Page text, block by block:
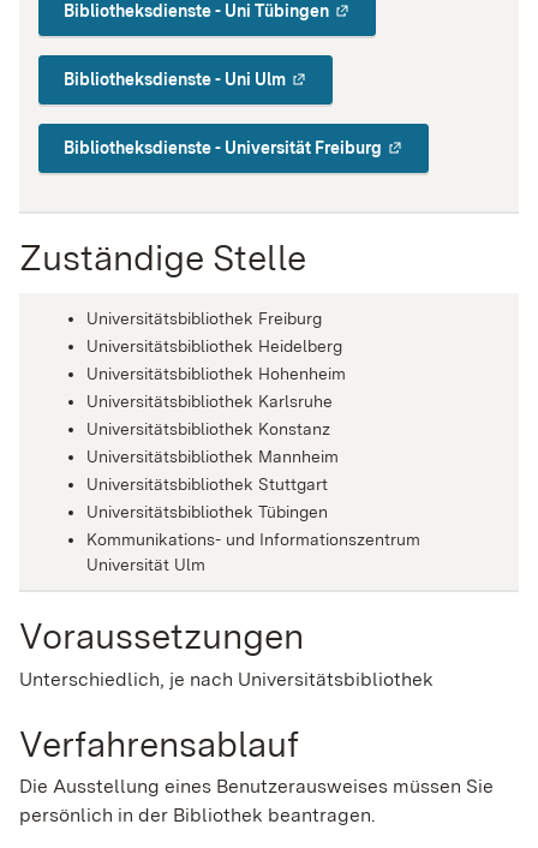
Bibliotheksdienste - Uni Tübingen
Bibliotheksdienste - Uni Ulm
Bibliotheksdienste - Universität Freiburg
Zuständige Stelle
Universitätsbibliothek Freiburg
Universitätsbibliothek Heidelberg
Universitätsbibliothek Hohenheim
Universitätsbibliothek Karlsruhe
Universitätsbibliothek Konstanz
Universitätsbibliothek Mannheim
Universitätsbibliothek Stuttgart
Universitätsbibliothek Tübingen
Kommunikations- und Informationszentrum
Universität Ulm
Voraussetzungen
Unterschiedlich, je nach Universitätsbibliothek
Verfahrensablauf
Die Ausstellung eines Benutzerausweises müssen Sie
persönlich in der Bibliothek beantragen.